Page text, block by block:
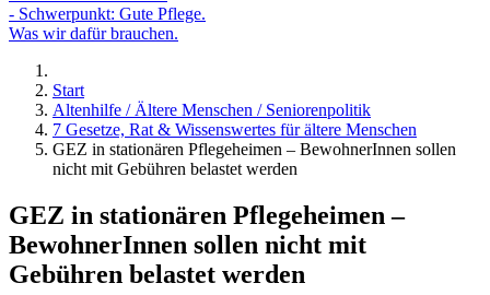
- Schwerpunkt: Gute Pflege.
Was wir dafür brauchen.
Start
Altenhilfe / Ältere Menschen / Seniorenpolitik
7 Gesetze, Rat & Wissenswertes für ältere Menschen
GEZ in stationären Pflegeheimen – BewohnerInnen sollen
nicht mit Gebühren belastet werden
GEZ in stationären Pflegeheimen –
BewohnerInnen sollen nicht mit
Gebühren belastet werden